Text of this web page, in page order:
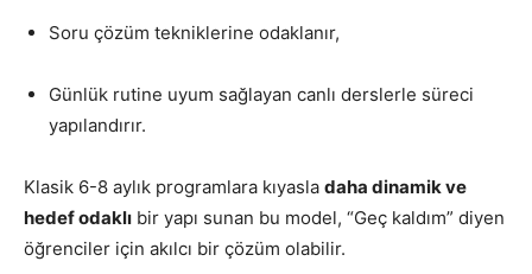
Soru çözüm tekniklerine odaklanır,
Günlük rutine uyum sağlayan canlı derslerle süreci
yapılandırır.
Klasik 6-8 aylık programlara kıyasla daha dinamik ve
hedef odaklı bir yapı sunan bu model, “Geç kaldım” diyen
öğrenciler için akılcı bir çözüm olabilir.